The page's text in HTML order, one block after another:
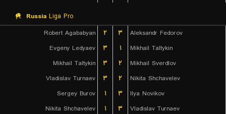
Russia Liga Pro
Robert Agababyan
۲ ۳
Aleksandr Fedorov
Evgeny Ledyaev
۳ ۱
Mikhail Taltykin
Mikhail Taltykin
۳ ۲
Mikhail Sverdlov
Vladislav Turnaev
۳ ۲
Nikita Shchavelev
Sergey Burov
۱ ۳
Ilya Novikov
Nikita Shchavelev
۱ ۳
Vladislav Turnaev